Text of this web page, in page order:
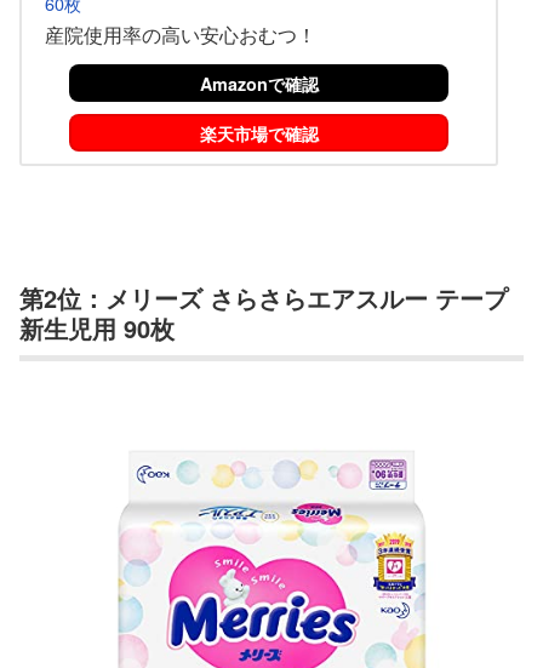
産院使用率の高い安心おむつ！
Amazonで確認
楽天市場で確認
第2位：メリーズ さらさらエアスルー テープ
新生児用 90枚